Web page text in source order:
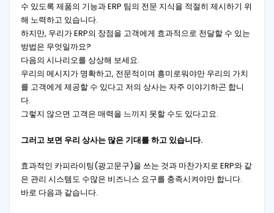
수 있도록 제품의 기능과 ERP 팀의 전문 지식을 적절히 제시하기 위
해 노력하고 있습니다.
하지만, 우리가 ERP의 장점을 고객에게 효과적으로 전달할 수 있는
방법은 무엇일까요?
다음의 시나리오를 상상해 보세요.
우리의 메시지가 명확하고, 전문적이며 흥미로워야만 우리의 가치
를 고객에게 제공할 수 있다고 저의 상사는 자주 이야기하곤 합니
다.
그렇지 않으면 고객은 매력을 느끼지 못할 수도 있다고요.
그러고 보면 우리 상사는 많은 기대를 하고 있습니다.
효과적인 카피라이팅(광고문구)을 쓰는 것과 마찬가지로 ERP와 같
은 관리 시스템도 수많은 비즈니스 요구를 충족시켜야만 합니다.
바로 다음과 같습니다.